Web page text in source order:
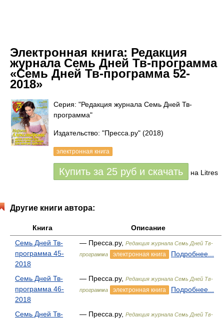
Электронная книга: Редакция
журнала Семь Дней Тв-программа
«Семь Дней Тв-программа 52-
2018»
Серия: "Редакция журнала Семь Дней Тв-
программа"
Издательство: "Пресса.ру" (2018)
электронная книга
Купить за 25 руб и скачать на Litres
Другие книги автора:
Книга
Описание
Семь Дней Тв-
программа 45-
2018
— Пресса.ру, Редакция журнала Семь Дней Тв-
программа
электронная книга Подробнее...
Семь Дней Тв-
программа 46-
2018
— Пресса.ру, Редакция журнала Семь Дней Тв-
программа
электронная книга Подробнее...
Семь Дней Тв-
— Пресса.ру, Редакция журнала Семь Дней Тв-